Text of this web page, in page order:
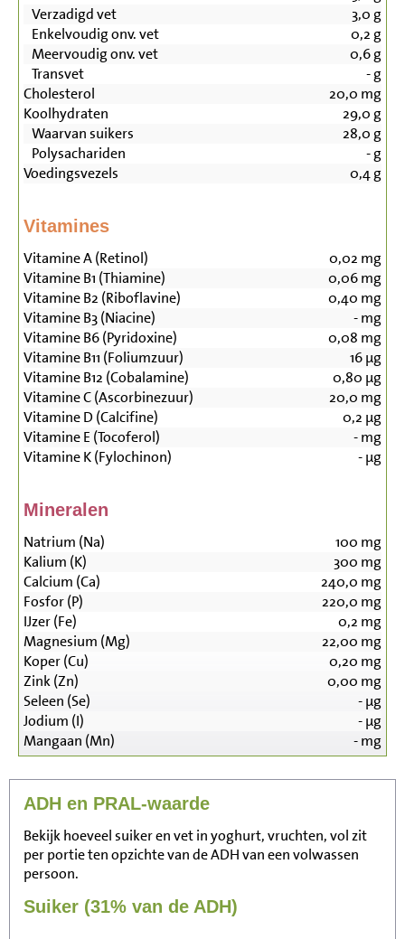
Verzadigd vet
3,0 g
Enkelvoudig onv. vet
0,2 g
Meervoudig onv. vet
0,6g
Transvet
-g
Cholesterol
20,0 mg
Koolhydraten
29,0 g
Waarvan suikers
28,0 g
Polysachariden
-g
Voedingsvezels
0,4g
Vitamines
Vitamine A (Retinol) 0,02 mg
Vitamine B1 (Thiamine)
0,06mg
Vitamine B2 (Riboflavine)
0,40 mg
Vitamine B3 (Niacine)
-mg
Vitamine B6 (Pyridoxine)
0,08 mg
Vitamine B11 (Foliumzuur)
16µg
Vitamine B12 (Cobalamine)
0,80 µg
Vitamine C (Ascorbinezuur)
20,0 mg
Vitamine D (Calcifine)
0,2 µg
Vitamine E (Tocoferol)
-mg
Vitamine K (Fylochinon)
-µg
Mineralen
Natrium (Na) 100 mg
Kalium (K)
300 mg
Calcium (Ca)
240,0 mg
Fosfor (P)
220,0 mg
IJzer (Fe)
0,2 mg
Magnesium (Mg)
22,00 mg
Koper (Cu)
0,20 mg
Zink (Zn)
0,00 mg
Seleen (Se)
-µg
Jodium (I)
-µg
Mangaan (Mn)
-mg
ADH en PRAL-waarde
Bekijk hoeveel suiker en vet in yoghurt, vruchten, vol zit
per portie ten opzichte van de ADH van een volwassen
persoon.
Suiker (31% van de ADH)